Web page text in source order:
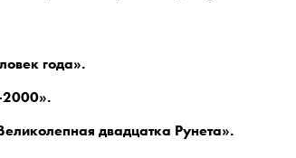
года».
2000».
двадцатка Рунета».